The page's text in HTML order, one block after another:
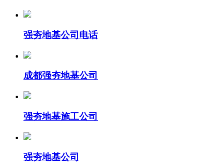
强夯地基公司电话
成都强夯地基公司
强夯地基施工公司
强夯地基公司